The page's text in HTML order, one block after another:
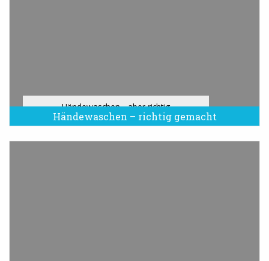
Händewaschen – richtig gemacht
Händewaschen - aber richtig